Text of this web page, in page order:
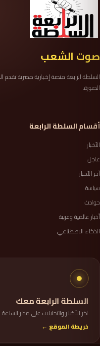
صوت الشعب
السلطة الرابعة منصة إخبارية مصرية
الصورة.
أقسام السلطة الرابعة
الأخبار
عاجل
آخر الأخبار
سياسة
حوادث
أخبار عالمية وعربية
الذكاء الاصطناعي
السلطة الرابعة معك
آخر الأخبار والتحليلات على مدار الساعة.
خريطة الموقع ←